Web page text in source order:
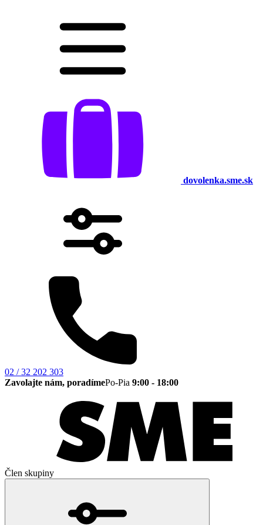
dovolenka.sme.sk
02 / 32 202 303
Zavolajte nám, poradímePo-Pia 9:00 - 18:00
Člen skupiny